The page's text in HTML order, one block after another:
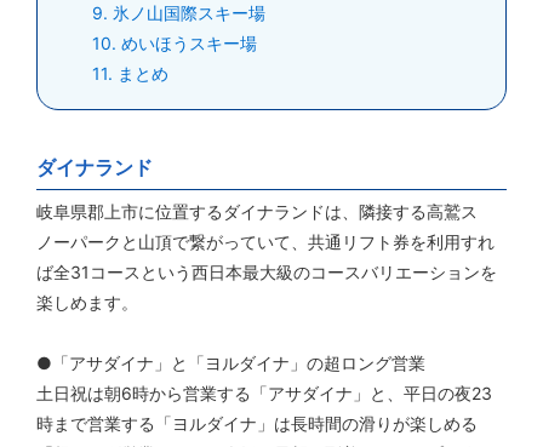
9 氷ノ山国際スキー場
10 めいほうスキー場
11
まとめ
ダイナランド
岐阜県郡上市に位置するダイナランドは、隣接する高鷲ス
ノーパークと山頂で繋がっていて、共通リフト券を利用すれ
ば全31コースという西日本最大級のコースバリエーションを
楽しめます。
●「アサダイナ」と「ヨルダイナ」の超ロング営業
土日祝は朝6時から営業する「アサダイナ」と、平日の夜23
時まで営業する「ヨルダイナ」は長時間の滑りが楽しめる